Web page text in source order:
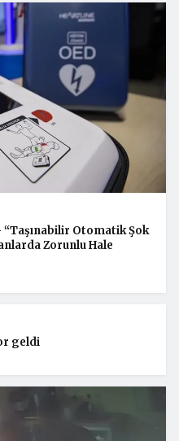
Otomatik Şok
Zorunlu Hale
geldi